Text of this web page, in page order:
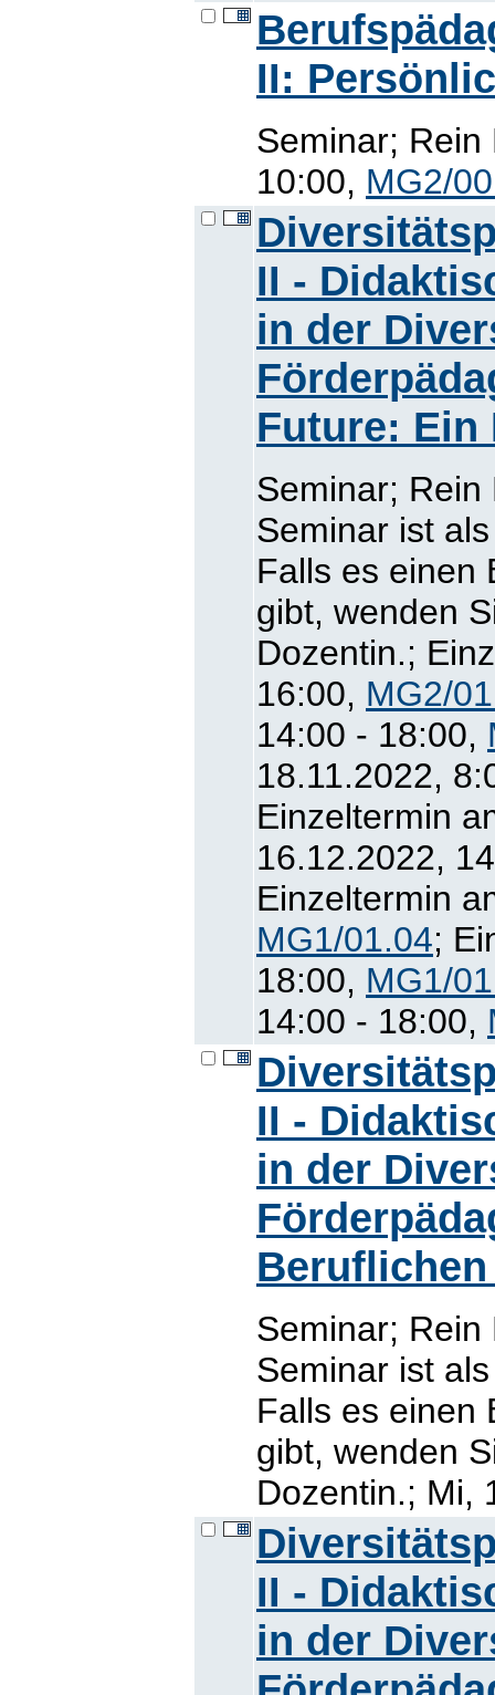
II:
Seminar; Rein
10:00, MG2/
II -
in der
Future: Ein
Seminar; Rein
Seminar ist
Falls es einen
gibt, wenden
Dozentin.;
16:00, MG2/
14:00 - 18:00,
18.11.2022,
Einzeltermin
16.12.2022,
Einzeltermin
MG1/01.04;
18:00, MG1/
14:00 - 18:00,
II -
in der
Seminar; Rein
Seminar ist
Falls es einen
gibt, wenden
Dozentin.; Mi,
II -
in der